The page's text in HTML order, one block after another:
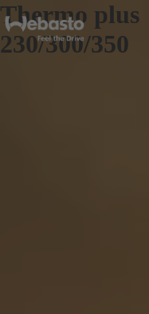
Thermo plus
230/300/350